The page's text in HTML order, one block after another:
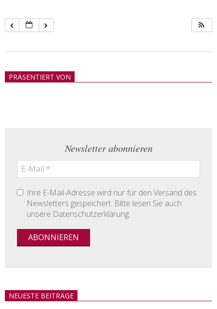
21
PRÄSENTIERT VON
Newsletter abonnieren
Ihre E-Mail-Adresse wird nur für den Versand des
Newsletters gespeichert. Bitte lesen Sie auch
unsere Datenschutzerklärung.
NEUESTE BEITRÄGE